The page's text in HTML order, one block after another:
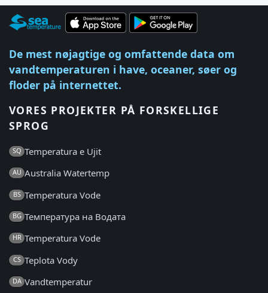
De mest nøjagtige og omfattende data om
vandtemperaturen i have, oceaner, søer og
floder på internettet.
VORES PROJEKTER PÅ FORSKELLIGE
SPROG
SQ Temperatura e Ujit
AU Australia Watertemp
BS Temperatura Vode
BG Температура на Водата
HR Temperatura Vode
CS Teplota Vody
DA Vandtemperatur